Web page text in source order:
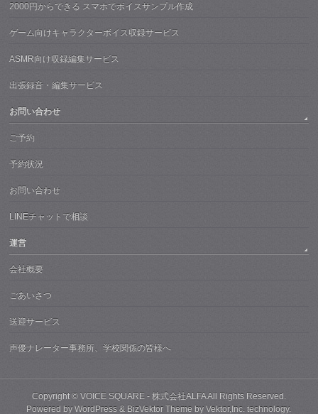
2000円からできる スマホでボイスサンプル作成
ゲーム向けキャラクターボイス収録サービス
ASMR向け収録編集サービス
出張録音・編集サービス
お問い合わせ
ご予約
予約状況
お問い合わせ
LINEチャットで相談
運営
会社概要
ごあいさつ
送迎サービス
声優ナレーター事務所、学校関係の皆様へ
Copyright © VOICE SQUARE - 株式会社ALFAAll Rights Reserved.
Powered byWordPress & BizVektor Theme byVektor,Inc. technology.